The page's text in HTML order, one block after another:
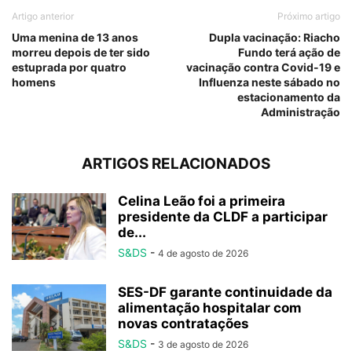
Artigo anterior
Uma menina de 13 anos
morreu depois de ter sido
estuprada por quatro
homens
Próximo artigo
Dupla vacinação: Riacho
Fundo terá ação de
vacinação contra Covid-19 e
Influenza neste sábado no
estacionamento da
Administração
ARTIGOS RELACIONADOS
Celina Leão foi a primeira
presidente da CLDF a participar
de...
S&DS - 4 de agosto de 2026
SES-DF garante continuidade da
alimentação hospitalar com
novas contratações
S&DS - 3 de agosto de 2026